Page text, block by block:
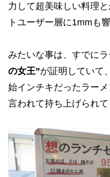
力して超美味しい料理
トユーザー層に1mmも
みたいな事は、すでに
の女王”が証明していて
始インチキだったラー
言われて持ち上げられ